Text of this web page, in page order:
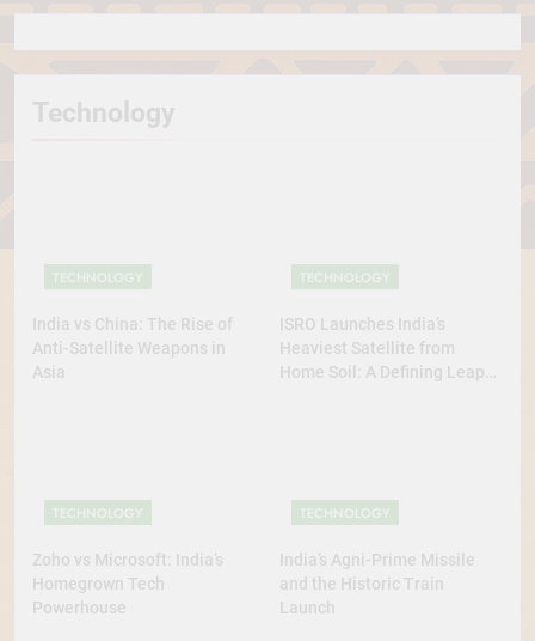
Technology
TECHNOLOGY
India vs China: The Rise of
Anti-Satellite Weapons in
Asia
TECHNOLOGY
ISRO Launches India’s
Heaviest Satellite from
Home Soil: A Defining Leap
TECHNOLOGY
Zoho vs Microsoft: India’s
Homegrown Tech
Powerhouse
TECHNOLOGY
India’s Agni-Prime Missile
and the Historic Train
Launch